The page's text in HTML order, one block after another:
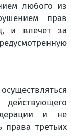
любого из
прав
и влечет за
и не
права третьих